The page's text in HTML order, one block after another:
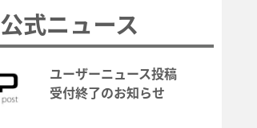
公式ニュース
ユーザーニュース投稿
受付終了のお知らせ